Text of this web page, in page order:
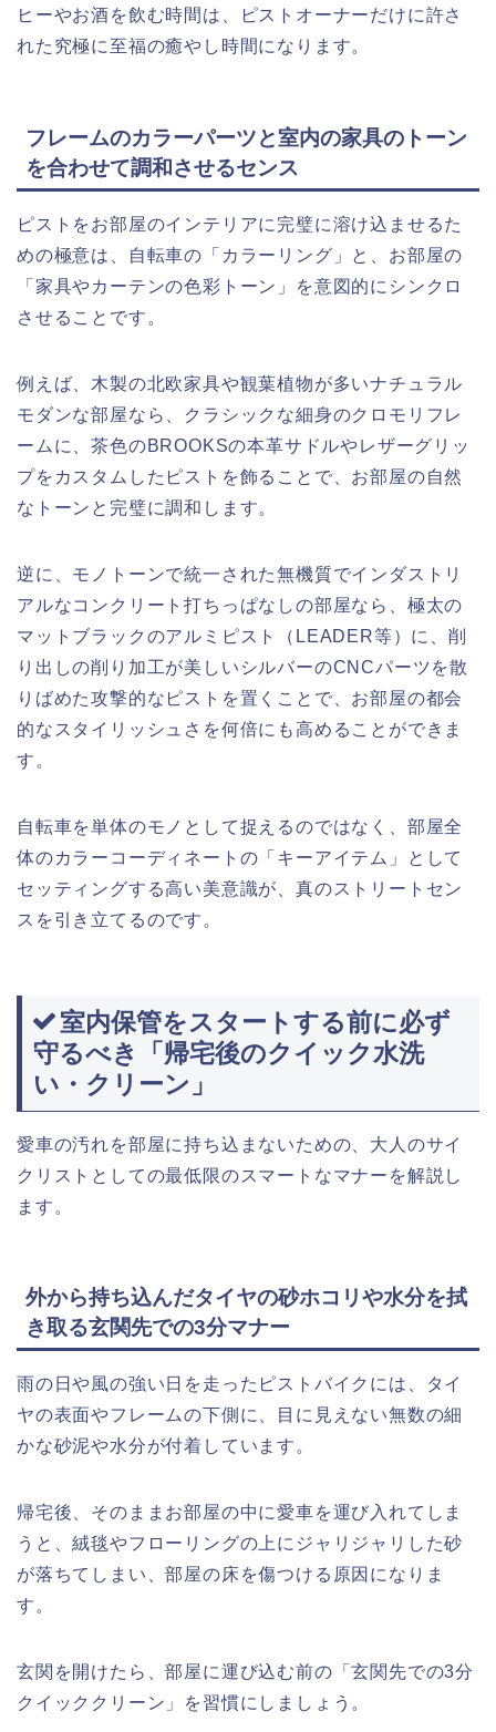
ヒーやお酒を飲む時間は、ピストオーナーだけに許さ
れた究極に至福の癒やし時間になります。
フレームのカラーパーツと室内の家具のトーン
を合わせて調和させるセンス
ピストをお部屋のインテリアに完璧に溶け込ませるた
めの極意は、自転車の「カラーリング」と、お部屋の
「家具やカーテンの色彩トーン」を意図的にシンクロ
させることです。
例えば、木製の北欧家具や観葉植物が多いナチュラル
モダンな部屋なら、クラシックな細身のクロモリフレ
ームに、茶色のBROOKSの本革サドルやレザーグリッ
プをカスタムしたピストを飾ることで、お部屋の自然
なトーンと完璧に調和します。
逆に、モノトーンで統一された無機質でインダストリ
アルなコンクリート打ちっぱなしの部屋なら、極太の
マットブラックのアルミピスト（LEADER等）に、削
り出しの削り加工が美しいシルバーのCNCパーツを散
りばめた攻撃的なピストを置くことで、お部屋の都会
的なスタイリッシュさを何倍にも高めることができま
す。
自転車を単体のモノとして捉えるのではなく、部屋全
体のカラーコーディネートの「キーアイテム」として
セッティングする高い美意識が、真のストリートセン
スを引き立てるのです。
室内保管をスタートする前に必ず
守るべき「帰宅後のクイック水洗
い・クリーン」
愛車の汚れを部屋に持ち込まないための、大人のサイ
クリストとしての最低限のスマートなマナーを解説し
ます。
外から持ち込んだタイヤの砂ホコリや水分を拭
き取る玄関先での3分マナー
雨の日や風の強い日を走ったピストバイクには、タイ
ヤの表面やフレームの下側に、目に見えない無数の細
かな砂泥や水分が付着しています。
帰宅後、そのままお部屋の中に愛車を運び入れてしま
うと、絨毯やフローリングの上にジャリジャリした砂
が落ちてしまい、部屋の床を傷つける原因になりま
す。
玄関を開けたら、部屋に運び込む前の「玄関先での3分
クイッククリーン」を習慣にしましょう。